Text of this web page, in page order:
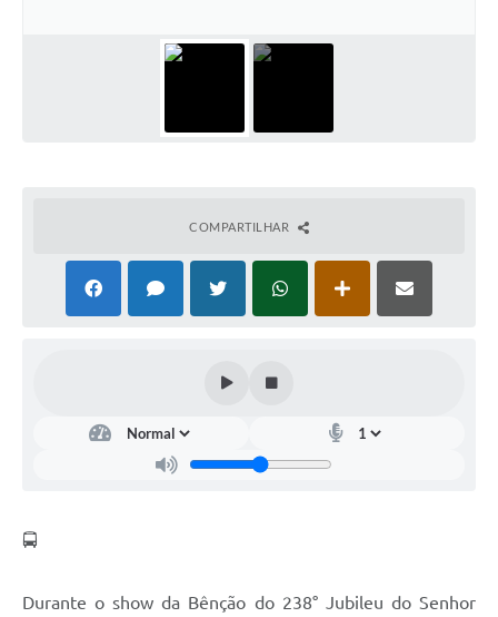
Notificações de Penalidades – Decisões
Notificações Obras e Posturas
Audiências Públicas
Contas Públicas
COMPARTILHAR
🚍
Durante o show da Bênção do 238° Jubileu do Senhor